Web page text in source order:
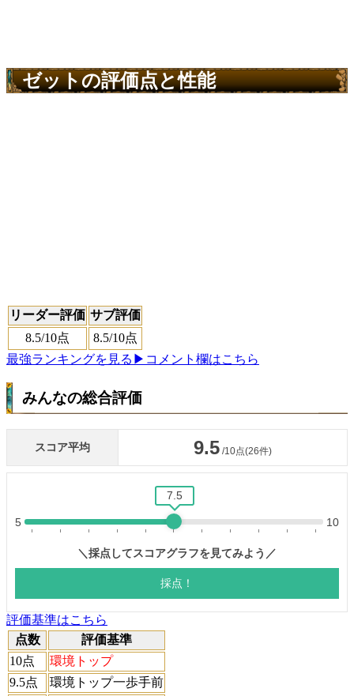
ゼットの評価点と性能
リーダー評価 サブ評価
8.5/10点 8.5/10点
最強ランキングを見る ▶コメント欄はこちら
みんなの総合評価
評価基準はこちら
点数
評価基準
10点
環境トップ
9.5点
環境トップ一歩手前